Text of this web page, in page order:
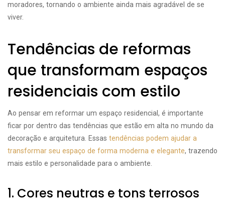
moradores, tornando o ambiente ainda mais agradável de se
viver.
Tendências de reformas
que transformam espaços
residenciais com estilo
Ao pensar em reformar um espaço residencial, é importante
ficar por dentro das tendências que estão em alta no mundo da
decoração e arquitetura. Essas tendências podem ajudar a
transformar seu espaço de forma moderna e elegante, trazendo
mais estilo e personalidade para o ambiente.
1. Cores neutras e tons terrosos